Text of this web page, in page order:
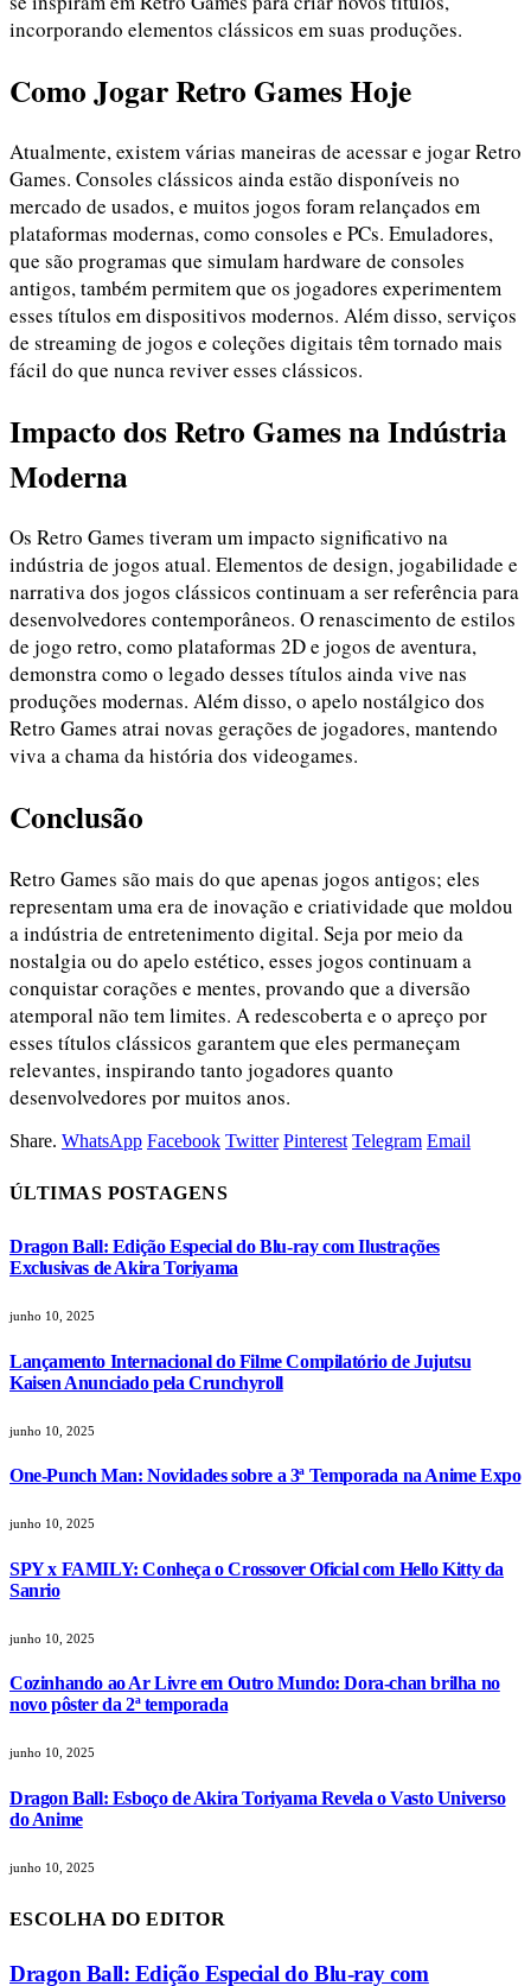
incorporando elementos clássicos em suas produções.
Como Jogar Retro Games Hoje
Atualmente, existem várias maneiras de acessar e jogar Retro
Games. Consoles clássicos ainda estão disponíveis no
mercado de usados, e muitos jogos foram relançados em
plataformas modernas, como consoles e PCs. Emuladores,
que são programas que simulam hardware de consoles
antigos, também permitem que os jogadores experimentem
esses títulos em dispositivos modernos. Além disso, serviços
de streaming de jogos e coleções digitais têm tornado mais
fácil do que nunca reviver esses clássicos.
Impacto dos Retro Games na Indústria
Moderna
Os Retro Games tiveram um impacto significativo na
indústria de jogos atual. Elementos de design, jogabilidade e
narrativa dos jogos clássicos continuam a ser referência para
desenvolvedores contemporâneos. O renascimento de estilos
de jogo retro, como plataformas 2D e jogos de aventura,
demonstra como o legado desses títulos ainda vive nas
produções modernas. Além disso, o apelo nostálgico dos
Retro Games atrai novas gerações de jogadores, mantendo
viva a chama da história dos videogames.
Conclusão
Retro Games são mais do que apenas jogos antigos; eles
representam uma era de inovação e criatividade que moldou
a indústria de entretenimento digital. Seja por meio da
nostalgia ou do apelo estético, esses jogos continuam a
conquistar corações e mentes, provando que a diversão
atemporal não tem limites. A redescoberta e o apreço por
esses títulos clássicos garantem que eles permaneçam
relevantes, inspirando tanto jogadores quanto
desenvolvedores por muitos anos.
Share. WhatsApp Facebook Twitter Pinterest Telegram Email
ÚLTIMAS POSTAGENS
Dragon Ball: Edição Especial do Blu-ray com Ilustrações
Exclusivas de Akira Toriyama
junho 10, 2025
Lançamento Internacional do Filme Compilatório de Jujutsu
Kaisen Anunciado pela Crunchyroll
junho 10, 2025
One-Punch Man: Novidades sobre a 3ª Temporada na Anime Expo
junho 10, 2025
SPY x FAMILY: Conheça o Crossover Oficial com Hello Kitty da
Sanrio
junho 10, 2025
Cozinhando ao Ar Livre em Outro Mundo: Dora-chan brilha no
novo pôster da 2ª temporada
junho 10, 2025
Dragon Ball: Esboço de Akira Toriyama Revela o Vasto Universo
do Anime
junho 10, 2025
ESCOLHA DO EDITOR
Dragon Ball: Edição Especial do Blu-ray com